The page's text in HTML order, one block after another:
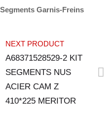
Garnis-Freins
NEXT PRODUCT
A68371528529-2 KIT
SEGMENTS NUS
ACIER CAM Z
410*225 MERITOR